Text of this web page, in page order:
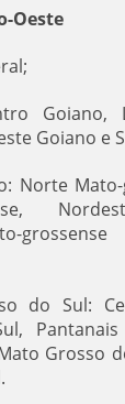
Oeste
Goiano,
Goiano e
Norte
do Sul:
Pantanais
Grosso